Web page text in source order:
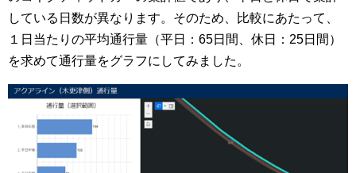
している日数が異なります。そのため、比較にあたって、
１日当たりの平均通行量（平日：65日間、休日：25日間）
を求めて通行量をグラフにしてみました。